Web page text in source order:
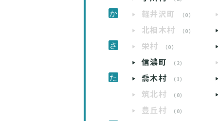
軽井沢町 （0）
北相木村 （0）
栄村 （0）
信濃町 （2）
喬木村 （1）
筑北村 （0）
豊丘村 （0）